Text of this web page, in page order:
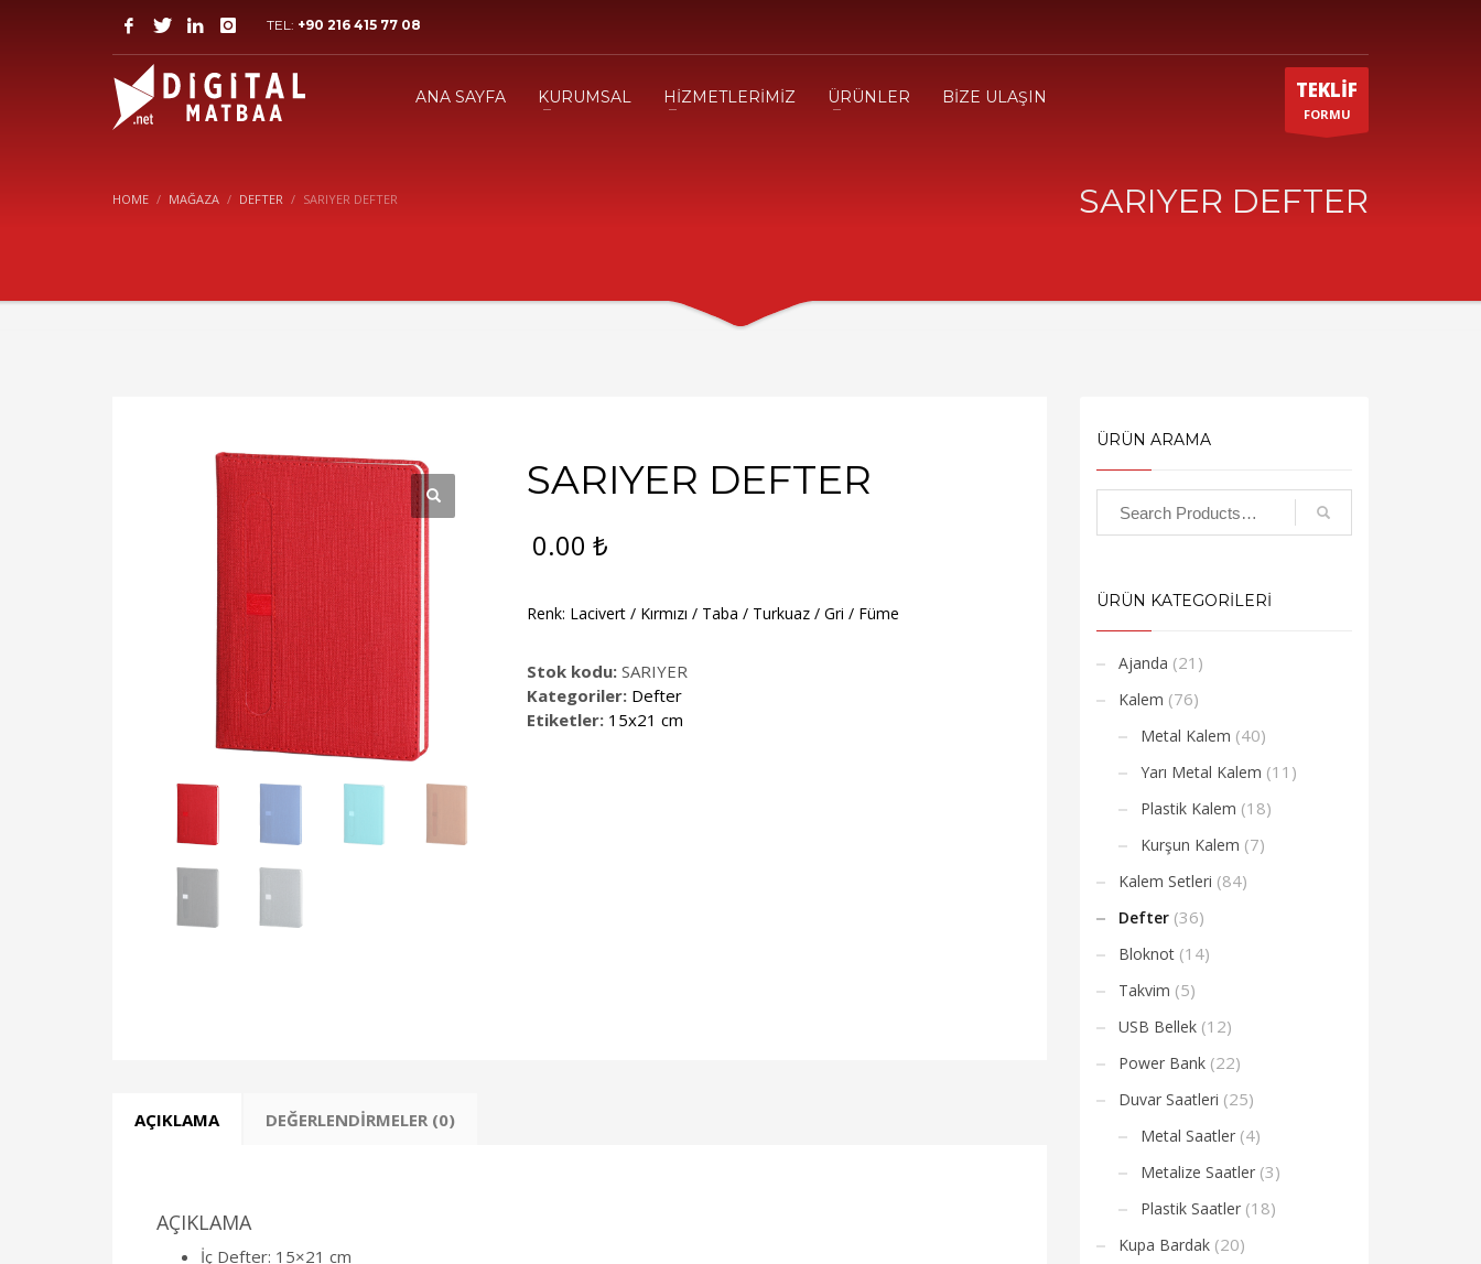
TEL: +90 216 415 77 08
ANA SAYFA KURUMSAL HİZMETLERİMİZ ÜRÜNLER BİZE ULAŞIN TEKLİF
FORMU
HOME MAĞAZA DEFTER SARIYER DEFTER SARIYER DEFTER
SARIYER DEFTER
0.00₺
Renk: Lacivert / Kırmızı / Taba / Turkuaz / Gri / Füme
Stok kodu:SARIYER
Kategoriler: Defter
Etiketler: 15x21 cm
AÇIKLAMA DEĞERLENDIRMELER (0)
AÇIKLAMA
İç Defter: 15×21 cm
ÜRÜN ARAMA
ÜRÜN KATEGORİLERİ
Ajanda (21)
Kalem (76)
Metal Kalem (40)
Yarı Metal Kalem (11)
Plastik Kalem (18)
Kurşun Kalem (7)
Kalem Setleri (84)
Defter (36)
Bloknot (14)
Takvim (5)
USB Bellek (12)
Power Bank (22)
Duvar Saatleri (25)
Metal Saatler (4)
Metalize Saatler (3)
Plastik Saatler (18)
Kupa Bardak (20)